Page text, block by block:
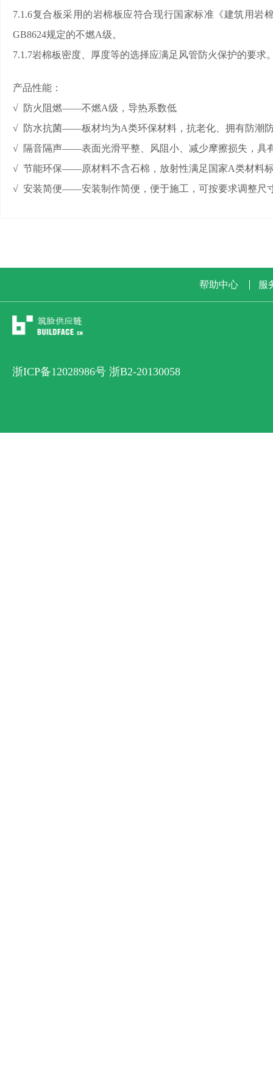
7.1.6复合板采用的岩棉板应符合现行国家标准《建筑用岩
GB8624规定的不燃A级。
7.1.7岩棉板密度、厚度等的选择应满足风管防火保护的要求
产品性能：
√ 防火阻燃——不燃A级，导热系数低
√ 防水抗菌——板材均为A类环保材料，抗老化、拥有防潮
√ 隔音隔声——表面光滑平整、风阻小、减少摩擦损失，具
√ 节能环保——原材料不含石棉，放射性满足国家A类材料
√ 安装简便——安装制作简便，便于施工，可按要求调整尺
帮助中心 服
浙ICP备12028986号 浙B2-20130058